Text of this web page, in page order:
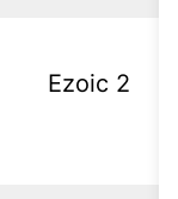
Ezoic 2